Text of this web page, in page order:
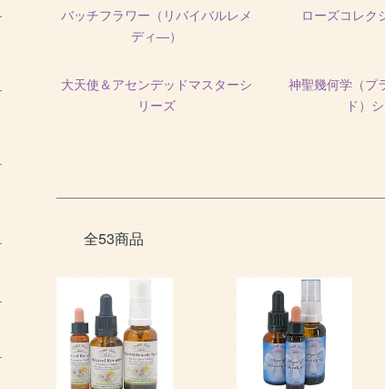
バッチフラワー（リバイバルレメ
ディ―）
ローズコレク
大天使＆アセンデッドマスターシ
リーズ
神聖幾何学（プ
ド）
全53商品